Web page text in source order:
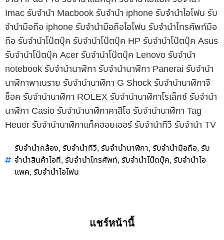
Imac รับจำนำ Macbook รับจำนำ iphone รับจำนำไอโฟน รับ
จำนำมือถือ iphone รับจำนำมือถือไอโฟน รับจำนำโทรศัพท์มือ
ถือ รับจำนำโน๊ตบุ๊ค รับจำนำโน๊ตบุ๊ค HP รับจำนำโน๊ตบุ๊ค Asus
รับจำนำโน๊ตบุ๊ค Acer รับจำนำโน๊ตบุ๊ค Lenovo รับจำนำ
notebook รับจำนำนาฬิกา รับจำนำนาฬิกา Panerai รับจำนำ
นาฬิกาพาเนราย รับจำนำนาฬิกา G Shock รับจำนำนาฬิกาจี
ช็อค รับจำนำนาฬิกา ROLEX รับจำนำนาฬิกาโรเล็กซ์ รับจำนำ
นาฬิกา Casio รับจำนำนาฬิกาคาสิโอ รับจำนำนาฬิกา Tag
Heuer รับจำนำนาฬิกาแท็คฮอยเออร์ รับจำนำทีวี รับจำนำ TV
รับจำนำกล้อง, รับจำนำทีวี, รับจำนำนาฬิกา, รับจำนำมือถือ, รับ
จำนำสินค้าไอที, รับจำนำโทรศัพท์, รับจำนำโน๊ดบุ๊ค, รับจำนำไอ
แพค, รับจำนำไอโฟน
แชร์หน้านี้